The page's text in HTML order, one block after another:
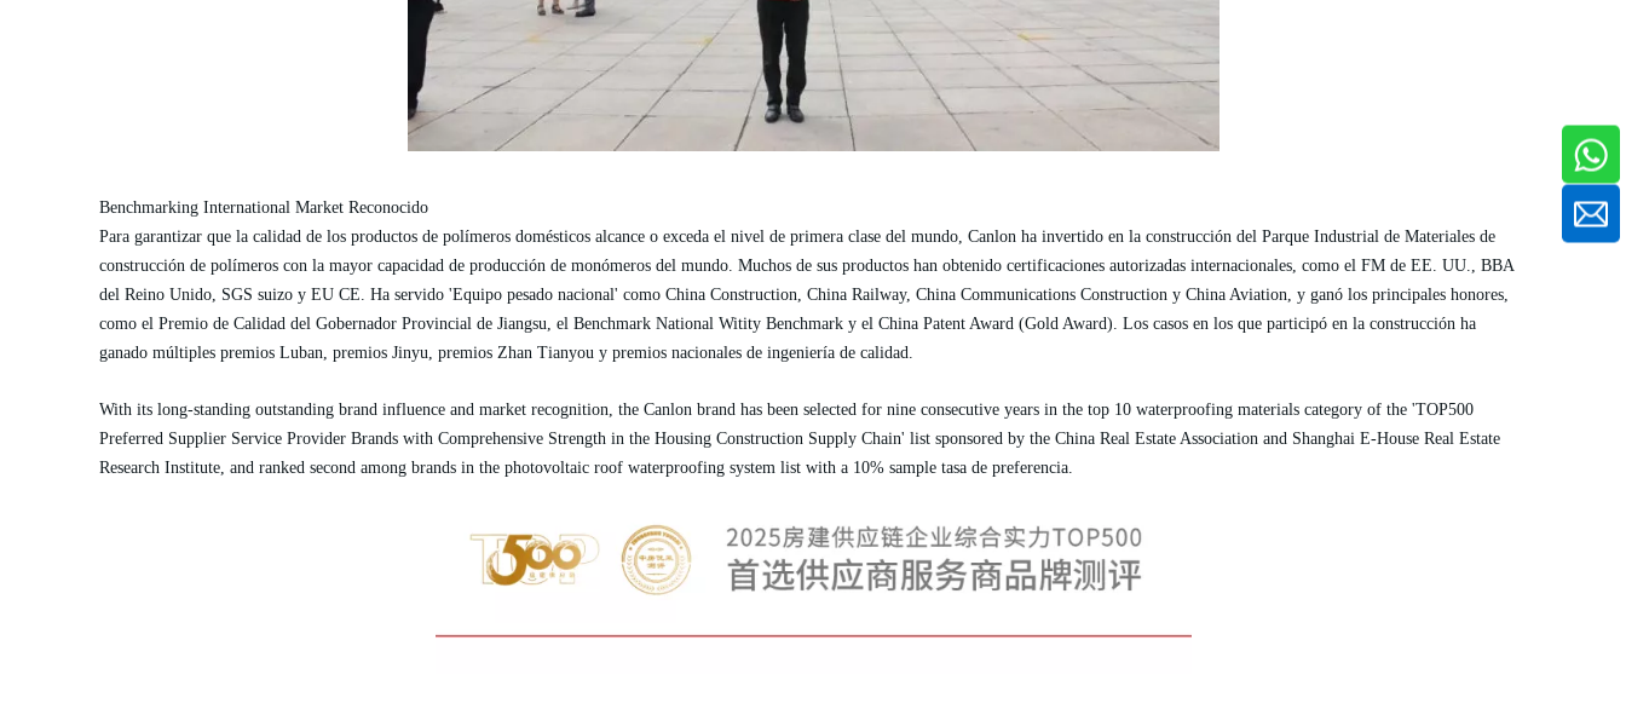
Benchmarking International Market Reconocido
Para garantizar que la calidad de los productos de polímeros domésticos alcance o exceda el nivel de primera clase del mundo, Canlon ha invertido en la construcción del Parque Industrial de Materiales de
construcción de polímeros con la mayor capacidad de producción de monómeros del mundo. Muchos de sus productos han obtenido certificaciones autorizadas internacionales, como el FM de EE. UU., BBA
del Reino Unido, SGS suizo y EU CE. Ha servido 'Equipo pesado nacional' como China Construction, China Railway, China Communications Construction y China Aviation, y ganó los principales honores,
como el Premio de Calidad del Gobernador Provincial de Jiangsu, el Benchmark National Witity Benchmark y el China Patent Award (Gold Award). Los casos en los que participó en la construcción ha
ganado múltiples premios Luban, premios Jinyu, premios Zhan Tianyou y premios nacionales de ingeniería de calidad.
With its long-standing outstanding brand influence and market recognition, the Canlon brand has been selected for nine consecutive years in the top 10 waterproofing materials category of the 'TOP500
Preferred Supplier Service Provider Brands with Comprehensive Strength in the Housing Construction Supply Chain' list sponsored by the China Real Estate Association and Shanghai E-House Real Estate
Research Institute, and ranked second among brands in the photovoltaic roof waterproofing system list with a 10% sample tasa de preferencia.